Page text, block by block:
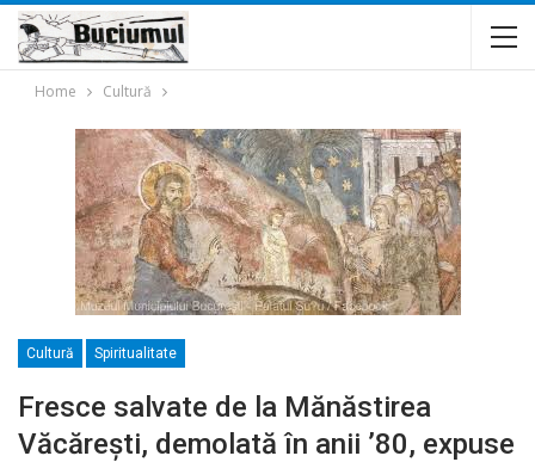
Home Cultură
Cultură Spiritualitate
Fresce salvate de la Mănăstirea
Văcărești, demolată în anii ’80, expuse